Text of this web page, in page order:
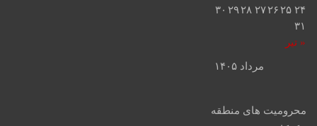
مرداد ۱۴۰۵
« تیر
۲۴ ۲۵ ۲۶۲۷ ۲۸ ۲۹ ۳۰
۳۱
محرومیت های منطقه